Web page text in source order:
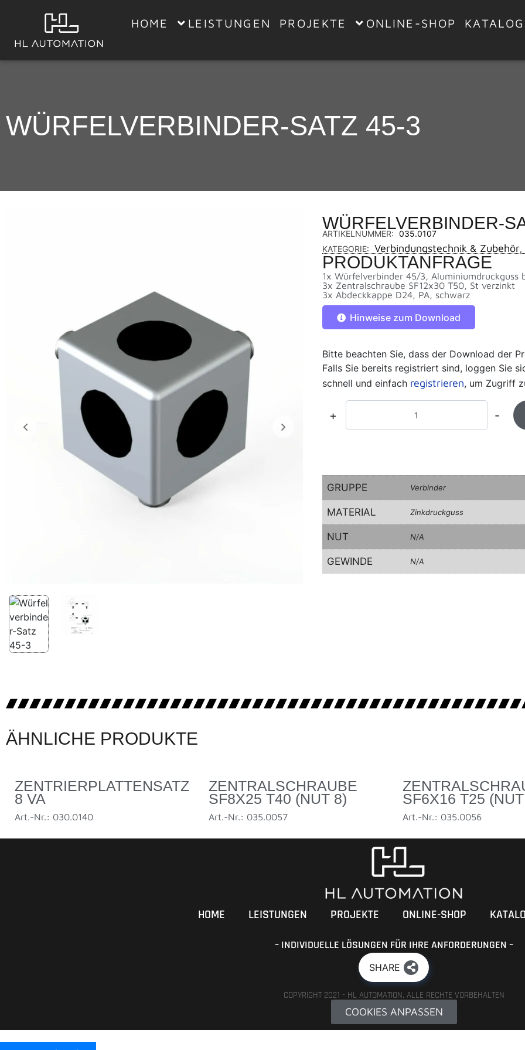
HOME LEISTUNGEN PROJEKTE ONLINE-SHOP
WÜRFELVERBINDER-SATZ 45-3
WÜRFELVERBINDER-
ARTIKELNUMMER: 035.0107
KATEGORIE: Verbindungstechnik & Zubehör,
PRODUKTANFRAGE
1x Würfelverbinder 45/3, Aluminiumdruckguss
3x Zentralschraube SF12x30 T50, St verzinkt
3x Abdeckkappe D24, PA, schwarz
Hinweise zum Download
Bitte beachten Sie, dass der Download der
Falls Sie bereits registriert sind, loggen Sie
schnell und einfach registrieren, um Zugriff
+ -
GRUPPE Verbinder
MATERIAL Zinkdruckguss
NUT N/A
GEWINDE N/A
ÄHNLICHE PRODUKTE
ZENTRIERPLATTENSATZ
8 VA
Art.-Nr.: 030.0140
ZENTRALSCHRAUBE
SF8X25 T40 (NUT 8)
Art.-Nr.: 035.0057
SF6X16 T25
Art.-Nr.: 035.0056
HOME LEISTUNGEN PROJEKTE ONLINE-SHOP
– INDIVIDUELLE LÖSUNGEN FÜR IHRE ANFORDERUNGEN –
SHARE
COPYRIGHT 2021 - HL AUTOMATION. ALLE RECHTE VORBEHALTEN
COOKIES ANPASSEN